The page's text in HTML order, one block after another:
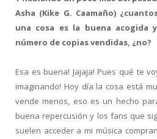
Asha (Kike G. Caamaño)
una cosa es la buena
número de copias vendidas, ¿no?
Esa es buena! Jajaja! Pues qué te
imaginando! Hoy día la cosa está
vende menos, eso es un hecho
buena repercusión y los fans que
suelen acceder a mi música